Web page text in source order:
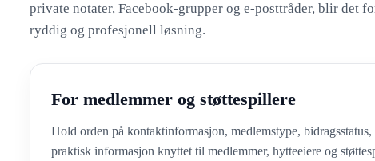
private notater, Facebook-grupper og e-posttråder, blir det
ryddig og profesjonell løsning.
For medlemmer og støttespillere
Hold orden på kontaktinformasjon, medlemstype,
praktisk informasjon knyttet til medlemmer, hytteeiere og